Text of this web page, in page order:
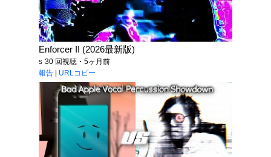
Enforcer II (2026最新版)
s 30 回視聴・5ヶ月前
報告
URLコピー